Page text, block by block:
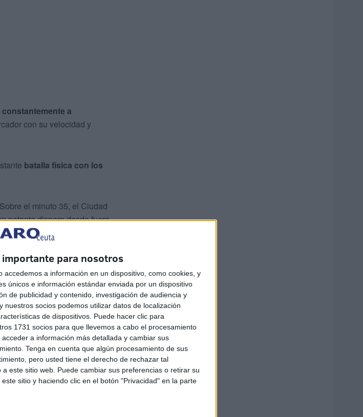
para nosotros
accedemos a información en un dispositivo, como cookies, y
únicos e información estándar enviada por un dispositivo
de publicidad y contenido, investigación de audiencia y
nuestros socios podemos utilizar datos de localización
de dispositivos. Puede hacer clic para
1731 socios para que llevemos a cabo el procesamiento
a información más detallada y cambiar sus
Tenga en cuenta que algún procesamiento de sus
pero usted tiene el derecho de rechazar tal
este sitio web. Puede cambiar sus preferencias o retirar su
sitio y haciendo clic en el botón "Privacidad" en la parte
a
con su velocidad y
batalla física con los
el minuto 35, el Ciudad
potente disparo desde fuera
un lanzamiento seco
con una estirada